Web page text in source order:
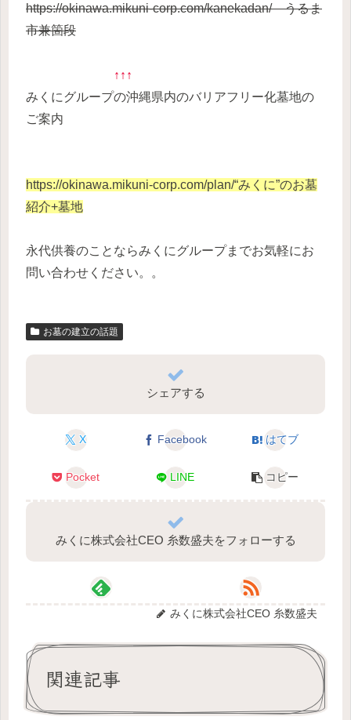
https://okinawa.mikuni-corp.com/kanekadan/ うるま
市兼箇段
↑↑↑
みくにグループの沖縄県内のバリアフリー化墓地の
ご案内
https://okinawa.mikuni-corp.com/plan/“みくに”のお墓
紹介+墓地
永代供養のことならみくにグループまでお気軽にお
問い合わせください。。
お墓の建立の話題
シェアする
X Facebook はてブ
Pocket LINE コピー
みくに株式会社CEO 糸数盛夫をフォローする
みくに株式会社CEO 糸数盛夫
関連記事